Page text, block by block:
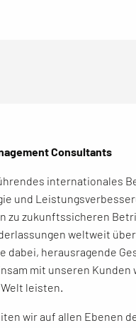
Consultants
internationales
und
zu zukunftssicheren
weltweit
dabei, herausragende
mit unseren
leisten.
wir auf allen Ebenen